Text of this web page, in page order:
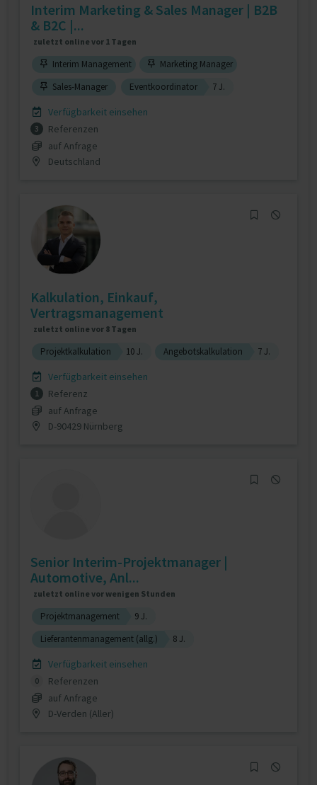
Interim Marketing & Sales Manager | B2B
& B2C |...
zuletzt online vor 1 Tagen
Interim Management
Marketing Manager
Sales-Manager
Eventkoordinator 7 J.
Verfügbarkeit einsehen
3
Referenzen
auf Anfrage
Deutschland
Kalkulation, Einkauf,
Vertragsmanagement
zuletzt online vor 8 Tagen
Projektkalkulation 10 J. Angebotskalkulation 7 J.
Verfügbarkeit einsehen
1
Referenz
auf Anfrage
D-90429 Nürnberg
Senior Interim-Projektmanager |
Automotive, Anl...
zuletzt online vor wenigen Stunden
Projektmanagement
9 J.
Lieferantenmanagement (allg.)
8 J.
Verfügbarkeit einsehen
0
Referenzen
auf Anfrage
D-Verden (Aller)